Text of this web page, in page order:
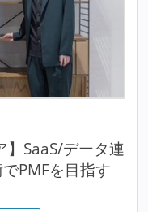
】SaaS/データ連
PMFを目指す